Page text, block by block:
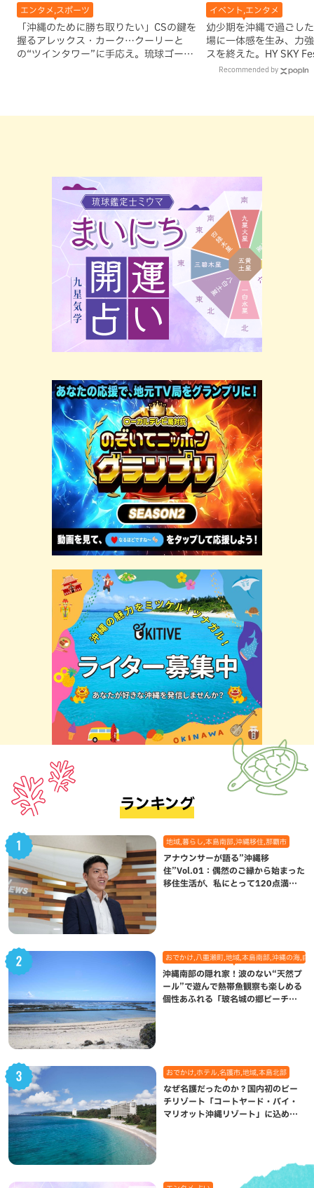
エンタメ,スポーツ
「沖縄のために勝ち取りたい」CSの鍵を
握るアレックス・カーク…クーリーと
の“ツインタワー”に手応え。琉球ゴール
イベント,エンタメ
幼少期を沖縄で過ごし
場に一体感を生み、力
スを終えた。HY SKY
Recommended by
ランキング
地域,暮らし,本島南部,沖縄移住,那覇市
アナウンサーが語る”沖縄移
住”Vol.01：偶然のご縁から始まった
移住生活が、私にとって120点満点
おでかけ,八重瀬町,地域,本島南部,沖縄の海,自
沖縄南部の隠れ家！波のない“天然プ
ール”で遊んで熱帯魚観察も楽しめる
個性あふれる「玻名城の郷ビーチ」
おでかけ,ホテル,名護市,地域,本島北部
なぜ名護だったのか？国内初のビー
チリゾート「コートヤード・バイ・
マリオット沖縄リゾート」に込めら